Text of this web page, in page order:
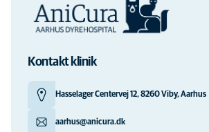
Kontakt klinik
Hasselager Centervej 12, 8260 Viby, Aarhus
aarhus@anicura.dk